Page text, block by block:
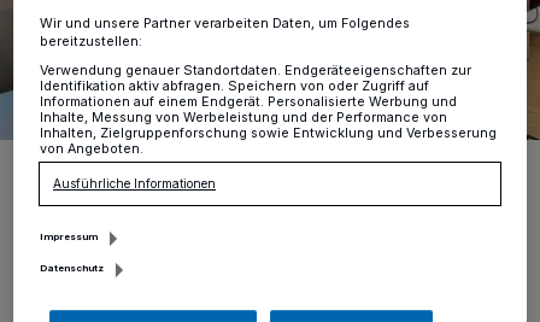
Guido Lohmann, Stefan Dietzfelbinger, Jürgen Kaiser (IHK) und der
SPD-Ratsfraktionsvorsitzende Atilla Cikoglu (v. l.).
Foto: privat
Wir und unsere Partner verarbeiten Daten, um Folgendes
bereitzustellen:
Verwendung genauer Standortdaten. Endgeräteeigenschaften zur
Identifikation aktiv abfragen. Speichern von oder Zugriff auf
Informationen auf einem Endgerät. Personalisierte Werbung und
Inhalte, Messung von Werbeleistung und der Performance von
Inhalten, Zielgruppenforschung sowie Entwicklung und Verbesserung
von Angeboten.
Ausführliche Informationen
Impressum
Datenschutz